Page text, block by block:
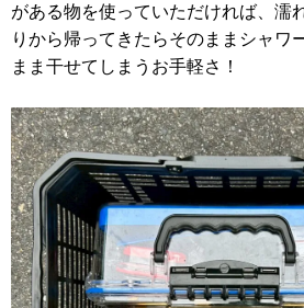
がある物を使っていただければ、濡
りから帰ってきたらそのままシャワ
まま干せてしまうお手軽さ！